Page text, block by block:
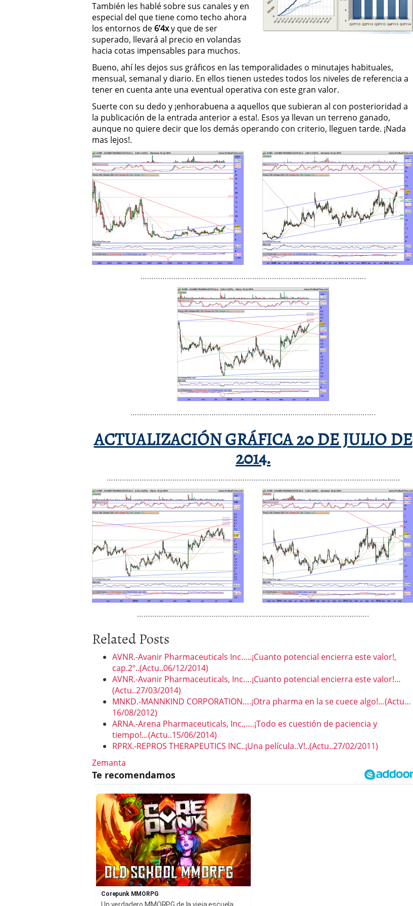
También les hablé sobre sus canales y en
especial del que tiene como techo ahora
los entornos de 6’4xy que de ser
superado, llevará al precio en volandas
hacia cotas impensables para muchos.
Bueno, ahí les dejos sus gráficos en las temporalidades o minutajes habituales,
mensual, semanal y diario. En ellos tienen ustedes todos los niveles de referencia a
tener en cuenta ante una eventual operativa con este gran valor.
Suerte con su dedo y ¡enhorabuena a aquellos que subieran al con posterioridad a
la publicación de la entrada anterior a esta!. Esos ya llevan un terreno ganado,
aunque no quiere decir que los demás operando con criterio, lleguen tarde. ¡Nada
mas lejos!.
………………………………………………………………………………………….
………………………………………………………………………………………………….
ACTUALIZACIÓN GRÁFICA 20 DE JULIO DE
2014.
……………………………………………………………………………………………………………………..
…………………………………………………………………………………………….
Related Posts
AVNR.-Avanir Pharmaceuticals Inc…..¡Cuanto potencial encierra este valor!,
cap.2º..(Actu..06/12/2014)
AVNR.-Avanir Pharmaceuticals, Inc….¡Cuanto potencial encierra este valor!…
(Actu..27/03/2014)
MNKD.-MANNKIND CORPORATION….¡Otra pharma en la se cuece algo!…(Actu…
16/08/2012)
ARNA.-Arena Pharmaceuticals, Inc.,….¡Todo es cuestión de paciencia y
tiempo!…(Actu..15/06/2014)
RPRX.-REPROS THERAPEUTICS INC..¡Una película..V!..(Actu..27/02/2011)
Zemanta
Corepunk MMORPG